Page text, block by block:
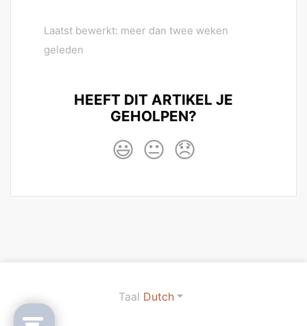
Laatst bewerkt: meer dan twee weken
geleden
HEEFT DIT ARTIKEL JE
GEHOLPEN?
😃 😐 😞
Taal Dutch